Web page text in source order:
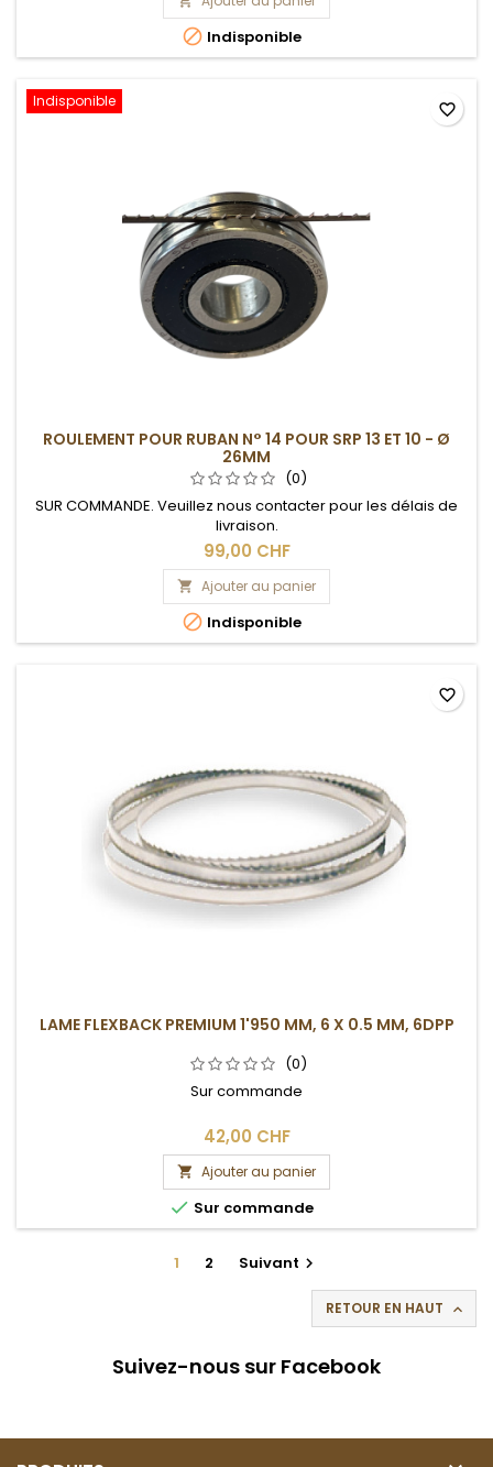
 Indisponible
Indisponible
ROULEMENT POUR RUBAN N° 14 POUR SRP 13 ET 10 - Ø
26MM
(0)
SUR COMMANDE. Veuillez nous contacter pour les délais de
livraison.
99,00 CHF
 Ajouter au panier
 Indisponible
favorite_border
LAME FLEXBACK PREMIUM 1'950 MM, 6 X 0.5 MM, 6DPP
(0)
Sur commande
42,00 CHF
 Ajouter au panier
 Sur commande
favorite_border
1 2 Suivant 
RETOUR EN HAUT 
Suivez-nous sur Facebook